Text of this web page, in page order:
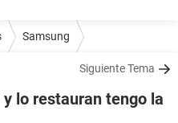
Samsung
Siguiente Tema
lo restauran tengo la